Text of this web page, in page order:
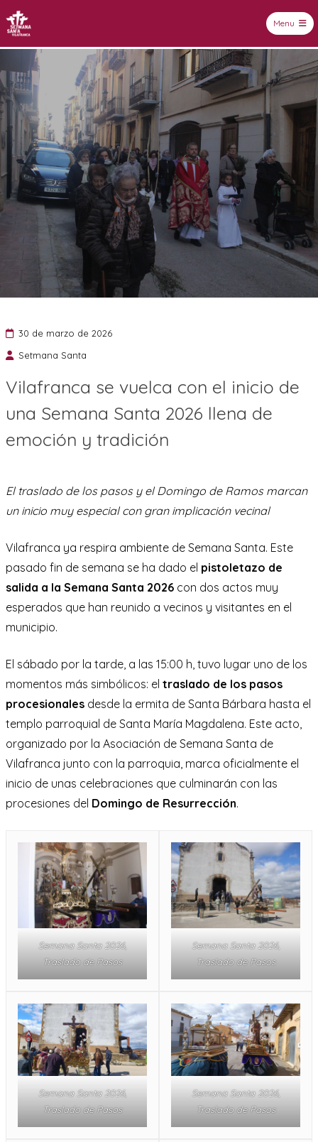
Setmana Santa Vilafranca
Menu
30 de marzo de 2026
Setmana Santa
Vilafranca se vuelca con el inicio de
una Semana Santa 2026 llena de
emoción y tradición
El traslado de los pasos y el Domingo de Ramos marcan
un inicio muy especial con gran implicación vecinal
Vilafranca ya respira ambiente de Semana Santa. Este
pasado fin de semana se ha dado el pistoletazo de
salida a la Semana Santa 2026 con dos actos muy
esperados que han reunido a vecinos y visitantes en el
municipio.
El sábado por la tarde, a las 15:00 h, tuvo lugar uno de los
momentos más simbólicos: el traslado de los pasos
procesionales desde la ermita de Santa Bárbara hasta el
templo parroquial de Santa María Magdalena. Este acto,
organizado por la Asociación de Semana Santa de
Vilafranca junto con la parroquia, marca oficialmente el
inicio de unas celebraciones que culminarán con las
procesiones del Domingo de Resurrección.
Semana Santa 2026,
Traslado de Pasos
Semana Santa 2026,
Traslado de Pasos
Semana Santa 2026,
Traslado de Pasos
Semana Santa 2026,
Traslado de Pasos